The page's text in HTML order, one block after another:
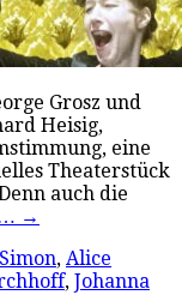
Grosz und
Heisig,
eine
Theaterstück
auch die
→
, Alice
, Johanna